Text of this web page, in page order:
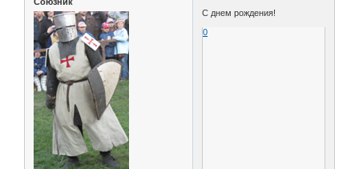
С днем рождения!
0